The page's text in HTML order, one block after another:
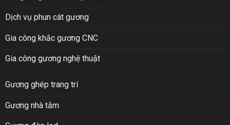
Dịch vụ phun cát gương
Gia công khắc gương CNC
Gia công gương nghệ thuật
Gương ghép trang trí
Gương nhà tắm